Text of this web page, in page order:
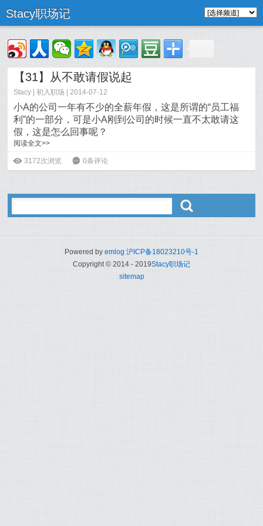
Stacy职场记
【31】从不敢请假说起
Stacy |初入职场 | 2014-07-12
小A的公司一年有不少的全薪年假，这是所谓的“员工福
利”的一部分，可是小A刚到公司的时候一直不太敢请这
假，这是怎么回事呢？
阅读全文>>
ė 3172次浏览 6 0条评论
ő
Powered by emlog 沪ICP备18023210号-1
Copyright © 2014 - 2019Stacy职场记
sitemap